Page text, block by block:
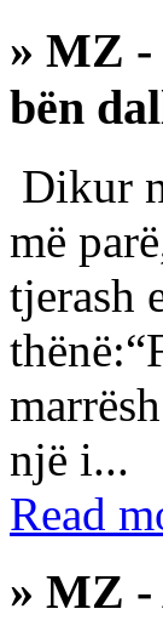
» MZ -
bën
Dikur
më
tjerash
një i...
Read
» MZ -